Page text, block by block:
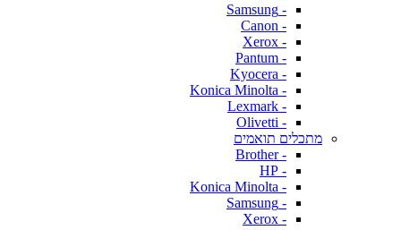
- Samsung
- Canon
- Xerox
- Pantum
- Kyocera
- Konica Minolta
- Lexmark
- Olivetti
מתכלים תואמים
- Brother
- HP
- Konica Minolta
- Samsung
- Xerox